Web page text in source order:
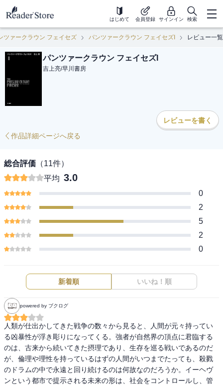
はじめて 会員登録 サインイン 検索
ツァークラウン フェイセズ パンツァークラウン フェイセズI レビュー一覧
パンツァークラウン フェイセズI
吉上亮/早川書房
レビューを書く
作品詳細ページへ戻る
総合評価 （11件）
平均 3.0
0
2
5
2
0
新着順 いいね！順
powered by ブクログ
人類が仕出かしてきた戦争の数々から見ると、人間が元々持ってい
る凶暴性が浮き彫りになってくる。強者が自然界の頂点に君臨する
のは、古来から続いてきた摂理であり、生存を巡る戦いであるのだ
が、倫理や理性を持っているはずの人間がいつまでたっても、殺戮
のドラムの中で永遠と回り続けるのは何故なのだろうか。イーヘヴ
ンという都市で提示される未来の形は、社会をコントロールし、管